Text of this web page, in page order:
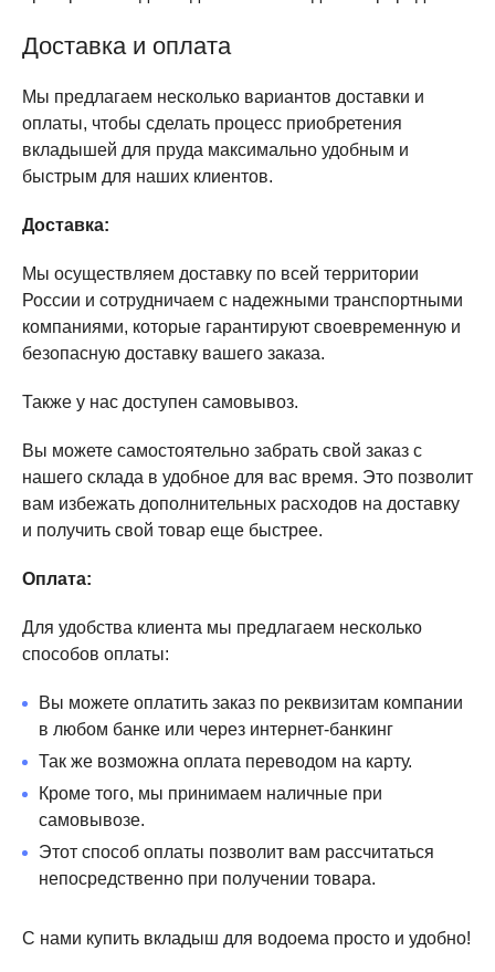
Доставка и оплата
Мы предлагаем несколько вариантов доставки и
оплаты, чтобы сделать процесс приобретения
вкладышей для пруда максимально удобным и
быстрым для наших клиентов.
Доставка:
Мы осуществляем доставку по всей территории
России и сотрудничаем с надежными транспортными
компаниями, которые гарантируют своевременную и
безопасную доставку вашего заказа.
Также у нас доступен самовывоз.
Вы можете самостоятельно забрать свой заказ с
нашего склада в удобное для вас время. Это позволит
вам избежать дополнительных расходов на доставку
и получить свой товар еще быстрее.
Оплата:
Для удобства клиента мы предлагаем несколько
способов оплаты:
Вы можете оплатить заказ по реквизитам компании
в любом банке или через интернет-банкинг
Так же возможна оплата переводом на карту.
Кроме того, мы принимаем наличные при
самовывозе.
Этот способ оплаты позволит вам рассчитаться
непосредственно при получении товара.
С нами купить вкладыш для водоема просто и удобно!